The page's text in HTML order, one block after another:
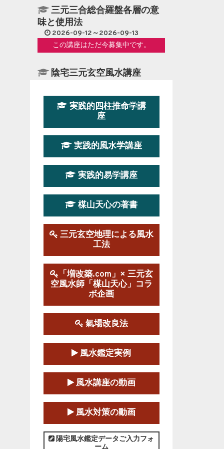
三元三合総合羅盤各層の意
味と使用法
2026-09-12～2026-09-13
この講座はただ今募集中です。
陰宅三元玄空風水講座
この講座はただ今募集中です。
学講座』
2026-08-22～2026-10-25
この講座はただ今募集中です。
第19期立命塾実践的四柱推
命学講座
2026-03-20～2026-07-19
第１９期立命塾実践的風水
学講座
2025-09-13～2026-03-01
この講座の募集は終了しました。
陰宅三元玄空風水講座
2025-06-07～2025-06-08
この講座の募集は終了しました。
第１８期立命塾『実践的易
学講座』
2025-06-21～2025-08-24
この講座の募集は終了しました。
第１８期立命塾「実践的四
柱立命学（四柱推命学）講座」
実践的四柱推命学講
座
実践的風水学講座
実践的易学講座
楳山天心の著書
三元玄空地理による風水
工法
「増改築.com」× 三元玄
空風水師「楳山天心」コラ
ボ企画
氣場改良法
風水鑑定実例
風水講座の動画
風水対策の動画
陽宅風水鑑定データご入力フォ
ーム